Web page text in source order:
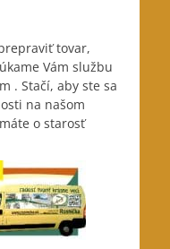
tovar,
Vám službu
. Stačí, aby ste sa
na našom
o starosť